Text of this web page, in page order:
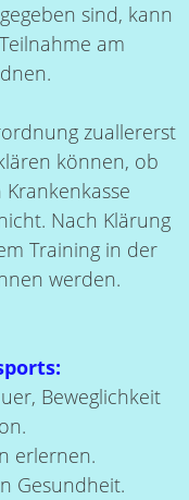
sind, kann
am
zuallererst
können, ob
Nach Klärung
Training in der
werden.
Beweglichkeit
erlernen.
Gesundheit.